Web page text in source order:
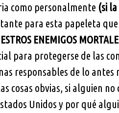
como personalmente (si
para esta papeleta
ENEMIGOS
para protegerse de las
responsables de lo
cosas obvias, si alguien
Unidos y por qué